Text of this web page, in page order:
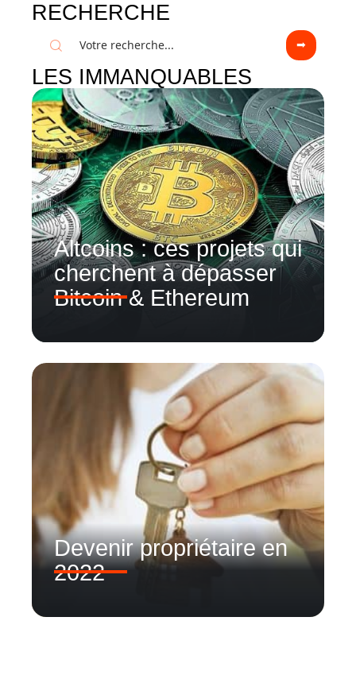
RECHERCHE
LES IMMANQUABLES
Altcoins : ces projets qui
cherchent à dépasser
Bitcoin & Ethereum
Devenir propriétaire en
2022